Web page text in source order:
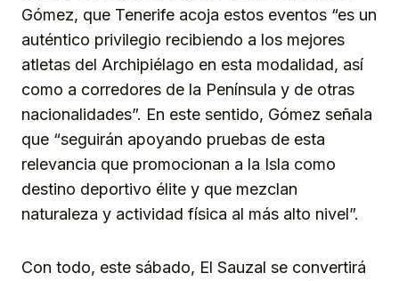
Gómez, que Tenerife acoja estos eventos “es un
auténtico privilegio recibiendo a los mejores
atletas del Archipiélago en esta modalidad, así
como a corredores de la Península y de otras
nacionalidades”. En este sentido, Gómez señala
que “seguirán apoyando pruebas de esta
relevancia que promocionan a la Isla como
destino deportivo élite y que mezclan
naturaleza y actividad física al más alto nivel”.
Con todo, este sábado, El Sauzal se convertirá